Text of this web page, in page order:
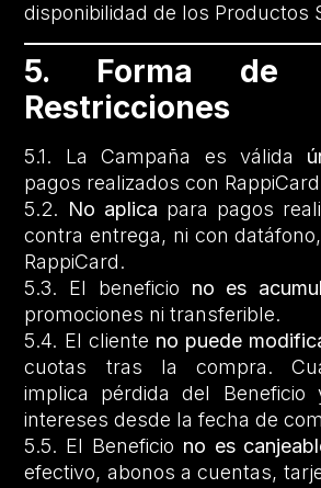
disponibilidad de los Productos
5. Forma de
Restricciones
5.1. La Campaña es válida
pagos realizados con
5.2. No aplica para pagos
contra entrega, ni con
RappiCard.
5.3. El beneficio no es
promociones ni transferible.
5.4. El cliente no puede
cuotas tras la compra.
implica pérdida del Beneficio
intereses desde la fecha de
5.5. El Beneficio no es
efectivo, abonos a cuentas,